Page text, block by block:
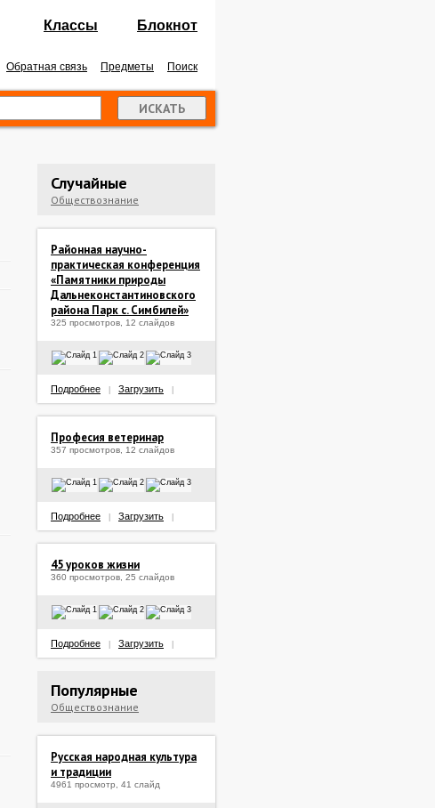
Классы Блокнот
Обратная связь Предметы Поиск
Случайные
Обществознание
Районная научно-
практическая конференция
«Памятники природы
Дальнеконстантиновского
района Парк с. Симбилей»
325 просмотров, 12 слайдов
Подробнее Загрузить
Професия ветеринар
357 просмотров, 12 слайдов
Подробнее Загрузить
45 уроков жизни
360 просмотров, 25 слайдов
Подробнее Загрузить
Популярные
Обществознание
Русская народная культура
и традиции
4961 просмотр, 41 слайд